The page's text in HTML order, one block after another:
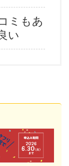
ミもあ
い